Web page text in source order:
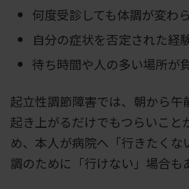
何度受診しても体調が変わ
自分の症状を否定された経
待ち時間や人の多い場所が
起立性調節障害では、朝から午
起き上がるだけでもつらいこと
め、本人が病院へ「行きたく
調のために「行けない」場合も